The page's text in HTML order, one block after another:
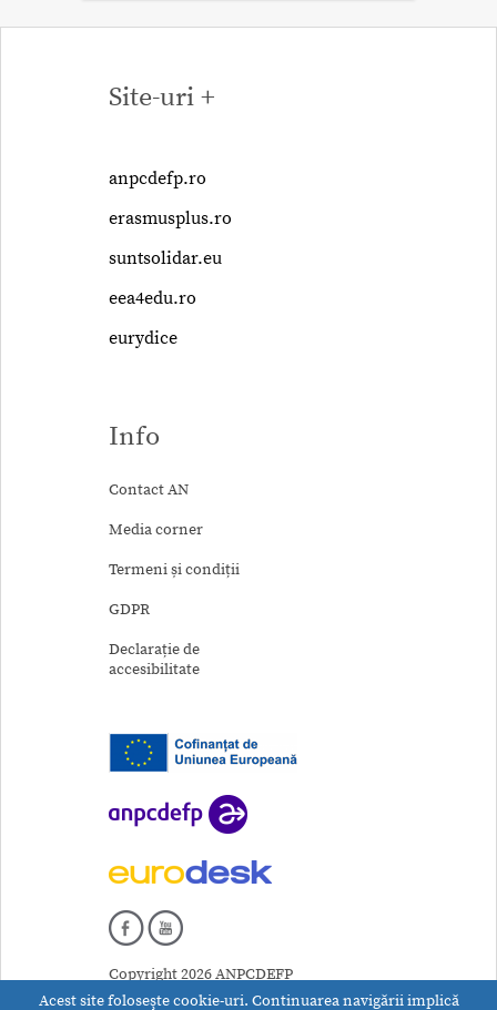
Site-uri +
anpcdefp.ro
erasmusplus.ro
suntsolidar.eu
eea4edu.ro
eurydice
Info
Contact AN
Media corner
Termeni și condiții
GDPR
Declarație de
accesibilitate
Copyright 2026 ANPCDEFP
Acest site foloseşte cookie-uri. Continuarea navigării implică